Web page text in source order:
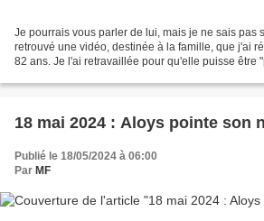
Je pourrais vous parler de lui, mais je ne sais pas
retrouvé une vidéo, destinée à la famille, que j'ai
82 ans. Je l'ai retravaillée pour qu'elle puisse être
18 mai 2024 : Aloys pointe son
Publié le 18/05/2024 à 06:00
Par MF